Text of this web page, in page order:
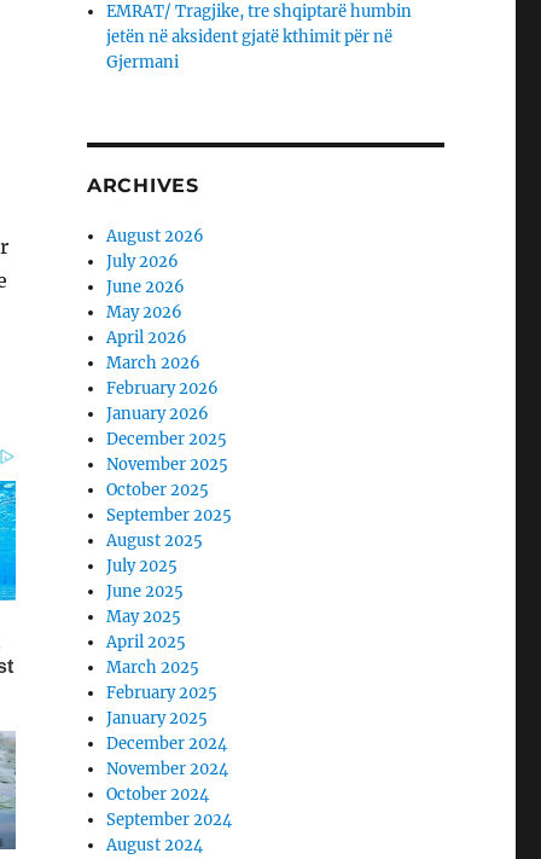
EMRAT/ Tragjike, tre shqiptarë humbin
jetën në aksident gjatë kthimit për në
Gjermani
ARCHIVES
August 2026
July 2026
June 2026
May 2026
April 2026
March 2026
February 2026
January 2026
December 2025
November 2025
October 2025
September 2025
August 2025
July 2025
June 2025
May 2025
April 2025
March 2025
February 2025
January 2025
December 2024
November 2024
October 2024
September 2024
August 2024